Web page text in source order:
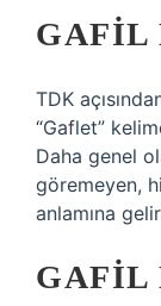
GAFIL
TDK
“Gaflet”
Daha genel
göremeyen,
anlamına
GAFIL